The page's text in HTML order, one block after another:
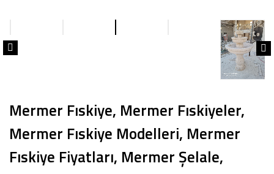
Mermer Fıskiye, Mermer Fıskiyeler,
Mermer Fıskiye Modelleri, Mermer
Fıskiye Fiyatları, Mermer Şelale,